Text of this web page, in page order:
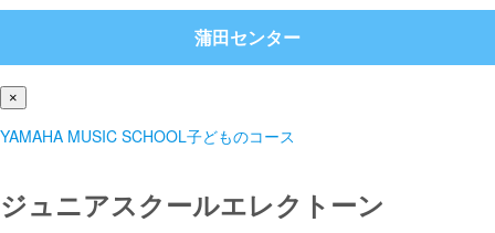
蒲田センター
×
YAMAHA MUSIC SCHOOL子どものコース
ジュニアスクールエレクトーン